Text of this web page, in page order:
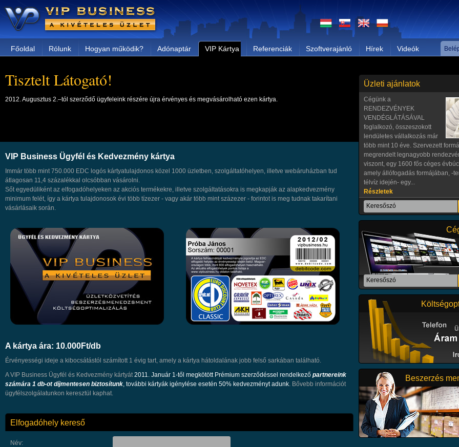
Főoldal Rólunk Hogyan működik? Adónaptár VIP Kártya Referenciák Szoftverajánló Hírek Videók
Tisztelt Látogató!
2012. Augusztus 2.–tól szerződő ügyfeleink részére újra érvényes és megvásárolható ezen kártya.
VIP Business Ügyfél és Kedvezmény kártya
Immár több mint 750.000 EDC logós kártyatulajdonos közel 1000 üzletben, szolgáltatóhelyen, illetve webáruházban tud
átlagosan 11,4 százalékkal olcsóbban vásárolni.
Sőt egyedüliként az elfogadóhelyeken az akciós termékekre, illetve szolgáltatásokra is megkapják az alapkedvezmény
minimum felét, így a kártya tulajdonosok évi több tízezer - vagy akár több mint százezer - forintot is meg tudnak takarítani
vásárlásaik során.
A kártya ára: 10.000Ft/db
Érvényességi ideje a kibocsátástól számított 1 évig tart, amely a kártya hátoldalának jobb felső sarkában található.
A VIP Business Ügyfél és Kedvezmény kártyát2011. Január 1-től megkötött Prémium szerződéssel rendelkező partnereink
számára 1 db-ot díjmentesen biztosítunk, további kártyák igénylése esetén 50% kedvezményt adunk. Bővebb információt
ügyfélszolgálatunkon keresztül kaphat.
Elfogadóhely kereső
Név:
Üzleti ajánlatok
felkészültséggel, referenciákkal és
kiszolgálással várjuk ügyfeleinket.
Magyarországon és világszerte
kenőanyag márkákat forgalmazunk
kenőanyagok mellé teljes körű...
Cégünk a
RENDEZVÉNYEK
VENDÉGLÁTÁSÁVAL
foglalkozó, összeszokott
lendületes vállalkozás már
több mint 10 éve. Szervezett
megrendelt legnagyobb
viszont, egy 1600 fős céges
amely állófogadás formájában, -
télvíz idején- egy...
Részletek
Több mint 20 éves szakmai
óta mint egyéni vállalkozó
fogadok megrendeléseket.Egyedi
konyhabútorok, irodabútorok ,
egyéb bútorok gyártásán kívül
raklap, kerítés és más...
Részletek
Kedves Hölgyem / Uram !
pár mondatban bemutassam
tevékenységünket: Cégünk azzal
létre, hogy mikro-, kis- és
részére minden részletre
számviteli szolgáltatást nyújtson.
hogy hosszú távú és...
Részletek
DIGITÁLIS NYOMTATÁS -
Cégünk több mint 15 éve
nyomtatással, nyomdai -
előkészítéssel. Cégek részére
minőségben tudunk készíteni
Beszerzés